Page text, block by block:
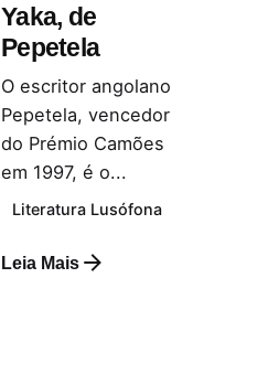
Yaka, de
Pepetela
O escritor angolano
Pepetela, vencedor
do Prémio Camões
em 1997, é o...
Literatura Lusófona
Leia Mais